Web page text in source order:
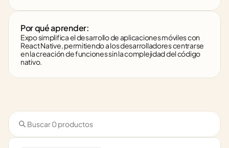
Por qué aprender:
Expo simplifica el desarrollo de aplicaciones móviles con
React Native, permitiendo a los desarrolladores centrarse
en la creación de funciones sin la complejidad del código
nativo.